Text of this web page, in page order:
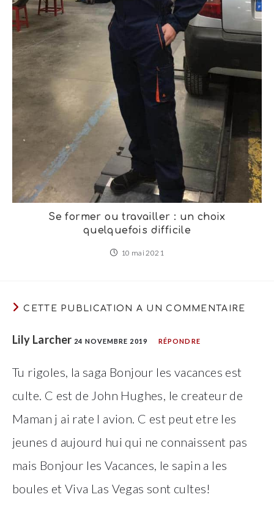
Se former ou travailler : un choix
quelquefois difficile
10 mai 2021
CETTE PUBLICATION A UN COMMENTAIRE
Lily Larcher 24 NOVEMBRE 2019 RÉPONDRE
Tu rigoles, la saga Bonjour les vacances est
culte. C est de John Hughes, le createur de
Maman j ai rate l avion. C est peut etre les
jeunes d aujourd hui qui ne connaissent pas
mais Bonjour les Vacances, le sapin a les
boules et Viva Las Vegas sont cultes!